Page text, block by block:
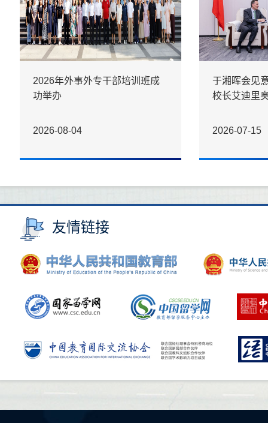
2026年外事外专干部培训班成
功举办
2026-08-04
于湘晖会见
校长艾迪里
2026-07-15
友情链接